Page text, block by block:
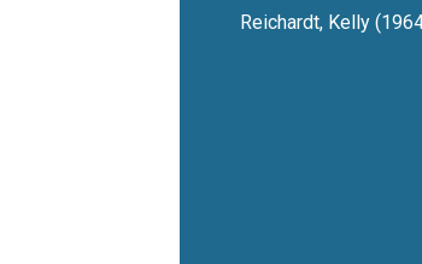
Reichardt, Kelly